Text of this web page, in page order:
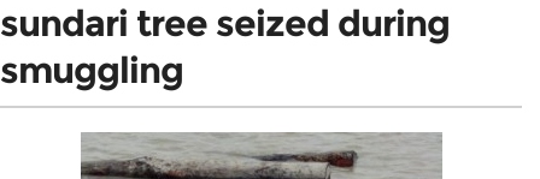
sundari tree seized during
smuggling